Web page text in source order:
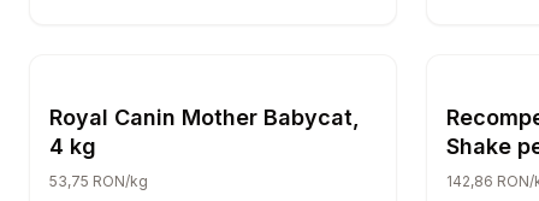
Pisici
Royal Canin Mother Babycat,
4 kg
53,75 RON/kg
Shake
12 g
142,86 RON/